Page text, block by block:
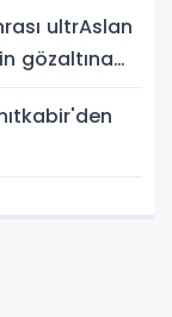
ultrAslan
gözaltına